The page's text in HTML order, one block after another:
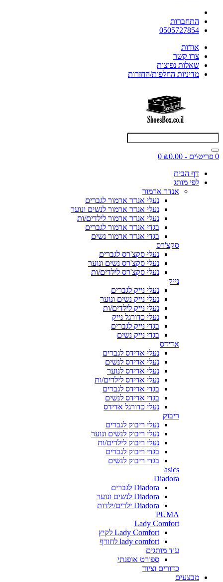
התחברות
0505727854
אודות
צרו קשר
שאלות נפוצות
מדיניות החלפות/החזרות
0 פריט\ים - ₪0.00
0
דף הבית
לפי מותג
אנדר ארמור
נעלי אנדר ארמור לגברים
נעלי אנדר ארמור לנשים ונוער
נעלי אנדר ארמור לילדים/ות
בגדי אנדר ארמור לגברים
בגדי אנדר ארמור נשים
סקצ'רס
נעלי סקצ'רס לגברים
נעלי סקצ'רס נשים ונוער
נעלי סקצ'רס לילדים/ות
נייק
נעלי נייק לגברים
נעלי נייק נשים ונוער
נעלי נייק לילדים/ות
נעלי כדורגל נייק
בגדי נייק לגברים
בגדי נייק נשים
אדידס
נעלי אדידס לגברים
נעלי אדידס לנשים
נעלי אדידס לנוער
נעלי אדידס לילדים/ות
בגדי אדידס לגברים
בגדי אדידס לנשים
נעלי כדורגל אדידס
ריבוק
נעלי ריבוק לגברים
נעלי ריבוק לנשים ונוער
נעלי ריבוק לילדים/ות
בגדי ריבוק לגברים
בגדי ריבוק לנשים
asics
Diadora
Diadora לגברים
Diadora לנשים ונוער
Diadora ילדים/ילדות
PUMA
Lady Comfort
Lady Comfort לקיץ
lady comfort לחורף
עוד מותגים
ספורט אופנתי
כדורים וציוד
מבצעים